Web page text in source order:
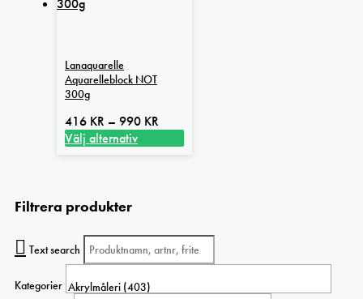
Lanaquarelle
Aquarelleblock NOT
300g
416 KR – 990 KR
Välj alternativ
har
varianter.
De
alternativen
Filtrera produkter
Text search
Kategorier